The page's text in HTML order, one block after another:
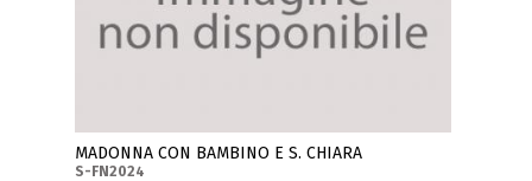
MADONNA CON BAMBINO E S. CHIARA
S-FN2024